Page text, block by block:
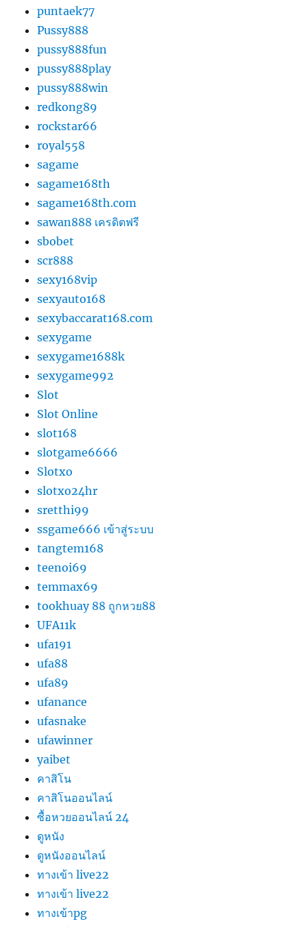
puntaek77
Pussy888
pussy888fun
pussy888play
pussy888win
redkong89
rockstar66
royal558
sagame
sagame168th
sagame168th.com
sawan888 เครดิตฟรี
sbobet
scr888
sexy168vip
sexyauto168
sexybaccarat168.com
sexygame
sexygame1688k
sexygame992
Slot
Slot Online
slot168
slotgame6666
Slotxo
slotxo24hr
sretthi99
ssgame666 เข้าสู่ระบบ
tangtem168
teenoi69
temmax69
tookhuay 88 ถูกหวย88
UFA11k
ufa191
ufa88
ufa89
ufanance
ufasnake
ufawinner
yaibet
คาสิโน
คาสิโนออนไลน์
ซื้อหวยออนไลน์ 24
ดูหนัง
ดูหนังออนไลน์
ทางเข้า live22
ทางเข้า live22
ทางเข้าpg